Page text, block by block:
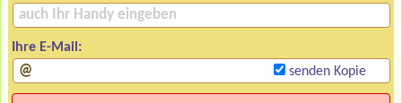
Ihre E-Mail:
senden Kopie